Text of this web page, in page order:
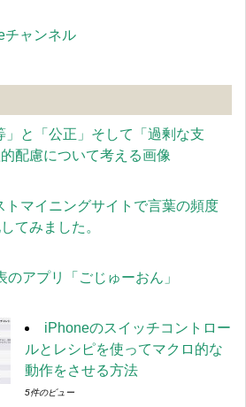
チャンネル
」と「公正」そして「過剰な支
配慮について考える画像
トマイニングサイトで言葉の頻度
てみました。
のアプリ「ごじゅーおん」
iPhoneのスイッチコントロー
ルとレシピを使ってマクロ的な
動作をさせる方法
5件のビュー